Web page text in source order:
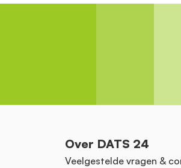
Over DATS 24
Veelgestelde vragen &